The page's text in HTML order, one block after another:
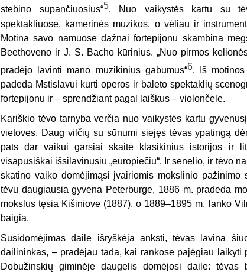
stebino supančiuosius“5. Nuo vaikystės kartu su
spektakliuose, kamerinės muzikos, o vėliau ir
Motina savo namuose dažnai fortepijonu skambina
Beethoveno ir J. S. Bacho kūrinius. „Nuo pirmos
pradėjo lavinti mano muzikinius gabumus“6. Iš motinos
padeda Mstislavui kurti operos ir baleto spektaklių
fortepijonu ir – sprendžiant pagal laiškus – violončele.
Kariškio tėvo tarnyba verčia nuo vaikystės kartu
vietoves. Daug vilčių su sūnumi siejęs tėvas ypatingą
pats dar vaikui garsiai skaitė klasikinius istorijos ir
visapusiškai išsilavinusiu „europiečiu“. Ir senelio, ir tėvo
skatino vaiko domėjimąsi įvairiomis mokslinio pažinimo
tėvu daugiausia gyvena Peterburge, 1886 m. pradeda
mokslus tęsia Kišiniove (1887), o 1889–1895 m. lanko
baigia.
Susidomėjimas daile išryškėja anksti, tėvas lavina
dailininkas, – pradėjau tada, kai rankose pajėgiau
Dobužinskių giminėje daugelis domėjosi daile: tėvas